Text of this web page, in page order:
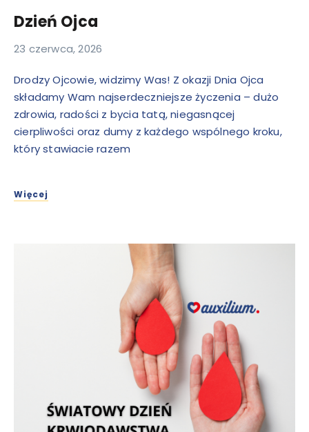
Dzień Ojca
23 czerwca, 2026
Drodzy Ojcowie, widzimy Was! Z okazji Dnia Ojca
składamy Wam najserdeczniejsze życzenia – dużo
zdrowia, radości z bycia tatą, niegasnącej
cierpliwości oraz dumy z każdego wspólnego kroku,
który stawiacie razem
Więcej